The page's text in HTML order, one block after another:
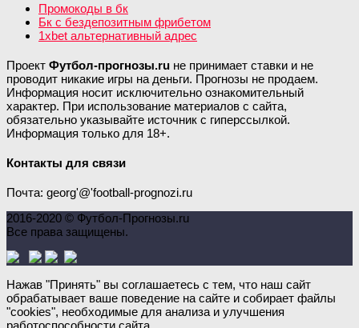
Промокоды в бк
Бк с бездепозитным фрибетом
1xbet альтернативный адрес
Проект Футбол-прогнозы.ru не принимает ставки и не
проводит никакие игры на деньги. Прогнозы не продаем.
Информация носит исключительно ознакомительный
характер. При использование материалов с сайта,
обязательно указывайте источник с гиперссылкой.
Информация только для 18+.
Контакты для связи
Почта: georg'@'football-prognozi.ru
2016-2020 © Футбол-Прогнозы.ru
Все права защищены.
Нажав "Принять" вы соглашаетесь с тем, что наш сайт
обрабатывает ваше поведение на сайте и собирает файлы
"cookies", необходимые для анализа и улучшения
работоспособности сайта.